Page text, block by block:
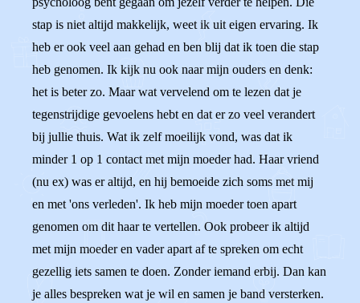
stap is niet altijd makkelijk, weet ik uit eigen ervaring. Ik
heb er ook veel aan gehad en ben blij dat ik toen die stap
heb genomen. Ik kijk nu ook naar mijn ouders en denk:
het is beter zo. Maar wat vervelend om te lezen dat je
tegenstrijdige gevoelens hebt en dat er zo veel verandert
bij jullie thuis. Wat ik zelf moeilijk vond, was dat ik
minder 1 op 1 contact met mijn moeder had. Haar vriend
(nu ex) was er altijd, en hij bemoeide zich soms met mij
en met 'ons verleden'. Ik heb mijn moeder toen apart
genomen om dit haar te vertellen. Ook probeer ik altijd
met mijn moeder en vader apart af te spreken om echt
gezellig iets samen te doen. Zonder iemand erbij. Dan kan
je alles bespreken wat je wil en samen je band versterken.